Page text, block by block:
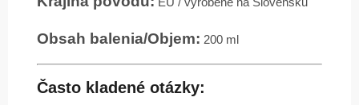
EÚ / vyrobené na Slovensku
Obsah balenia/Objem: 200 ml
Často kladené otázky: